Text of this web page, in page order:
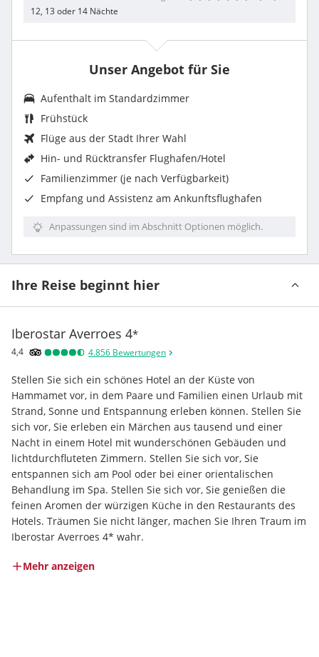
12, 13 oder 14 Nächte
Unser Angebot für Sie
Aufenthalt im Standardzimmer
Frühstück
Flüge aus der Stadt Ihrer Wahl
Hin- und Rücktransfer Flughafen/Hotel
Familienzimmer (je nach Verfügbarkeit)
Empfang und Assistenz am Ankunftsflughafen
Anpassungen sind im Abschnitt Optionen möglich.
Ihre Reise beginnt hier
Iberostar Averroes 4*
4,4 4.856 Bewertungen
Stellen Sie sich ein schönes Hotel an der Küste von
Hammamet vor, in dem Paare und Familien einen Urlaub mit
Strand, Sonne und Entspannung erleben können. Stellen Sie
sich vor, Sie erleben ein Märchen aus tausend und einer
Nacht in einem Hotel mit wunderschönen Gebäuden und
lichtdurchfluteten Zimmern. Stellen Sie sich vor, Sie
entspannen sich am Pool oder bei einer orientalischen
Behandlung im Spa. Stellen Sie sich vor, Sie genießen die
feinen Aromen der würzigen Küche in den Restaurants des
Hotels. Träumen Sie nicht länger, machen Sie Ihren Traum im
Iberostar Averroes 4* wahr.
Mehr anzeigen